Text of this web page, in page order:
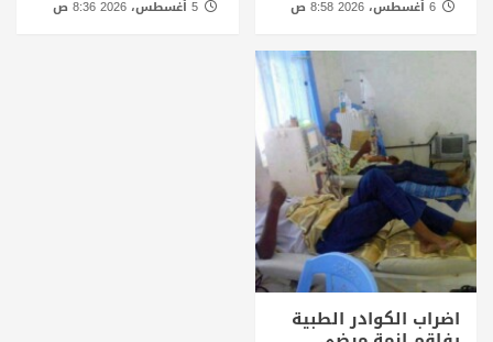
5 أغسطس، 2026 8:36 ص
اضراب الكوادر الطبية